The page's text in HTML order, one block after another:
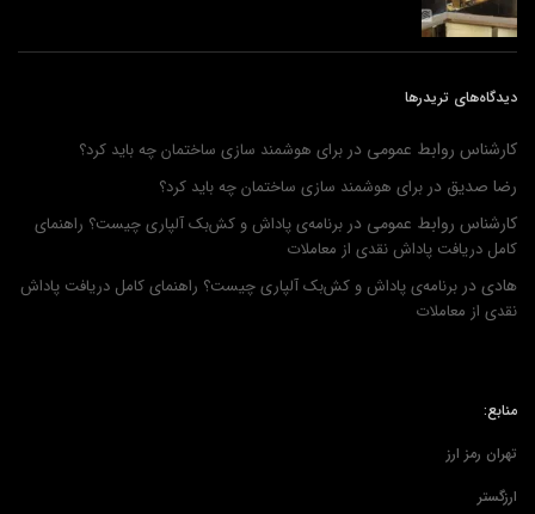
دیدگاه‌های تریدرها
کارشناس روابط عمومی در برای هوشمند سازی ساختمان چه باید کرد؟
رضا صدیق در برای هوشمند سازی ساختمان چه باید کرد؟
کارشناس روابط عمومی در برنامه‌ی پاداش و کش‌بک آلپاری چیست؟ راهنمای
کامل دریافت پاداش نقدی از معاملات
هادی در برنامه‌ی پاداش و کش‌بک آلپاری چیست؟ راهنمای کامل دریافت پاداش
نقدی از معاملات
منابع:
تهران رمز ارز
ارزگستر